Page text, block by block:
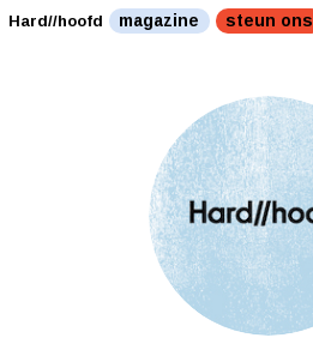
Hard//hoofd magazine steun ons